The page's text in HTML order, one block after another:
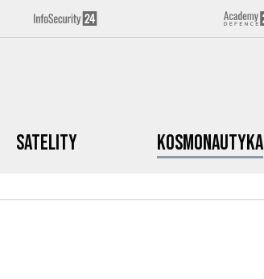
Satelity Kosmonautyka